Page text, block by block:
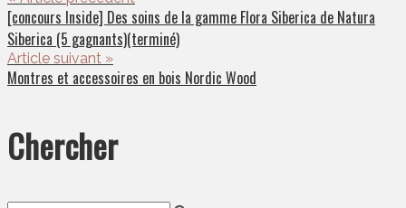
[concours Inside] Des soins de la gamme Flora Siberica de Natura
Siberica (5 gagnants)(terminé)
Article suivant »
Montres et accessoires en bois Nordic Wood
Chercher